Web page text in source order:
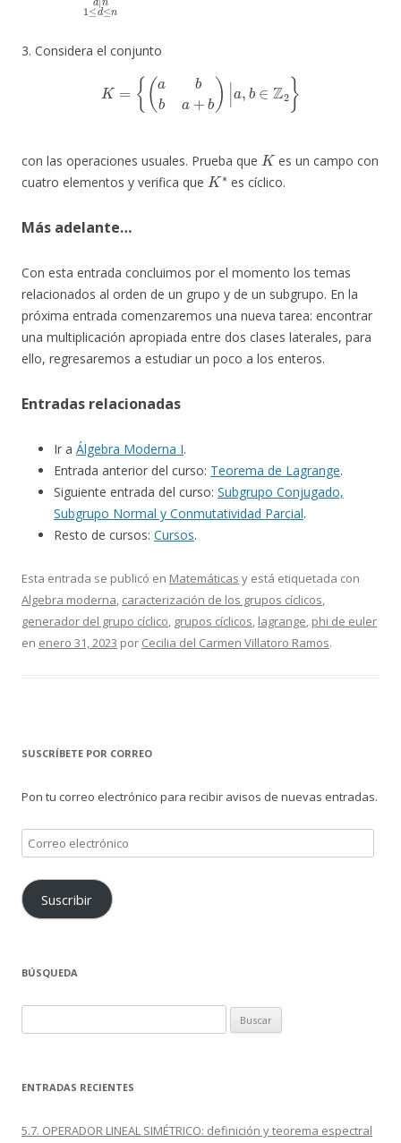
3. Considera el conjunto
{ ab +b |a ,
con las operaciones usuales. Prueba que
K
es un campo con
cuatro elementos y verifica que
K∗
es cíclico.
Más adelante…
Con esta entrada concluimos por el momento los temas
relacionados al orden de un grupo y de un subgrupo. En la
próxima entrada comenzaremos una nueva tarea: encontrar
una multiplicación apropiada entre dos clases laterales, para
ello, regresaremos a estudiar un poco a los enteros.
Entradas relacionadas
Ir a Álgebra Moderna I.
Entrada anterior del curso: Teorema de Lagrange.
Siguiente entrada del curso: Subgrupo Conjugado,
Subgrupo Normal y Conmutatividad Parcial.
Resto de cursos: Cursos.
Esta entrada se publicó en Matemáticas y está etiquetada con
Algebra moderna, caracterización de los grupos cíclicos,
generador del grupo cíclico, grupos cíclicos, lagrange, phi de euler
en enero 31, 2023 por Cecilia del Carmen Villatoro Ramos.
SUSCRÍBETE POR CORREO
Pon tu correo electrónico para recibir avisos de nuevas entradas.
Correo
electrónico
Suscribir
BÚSQUEDA
ENTRADAS RECIENTES
5.7. OPERADOR LINEAL SIMÉTRICO: definición y teorema espectral